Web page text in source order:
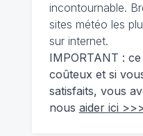
incontournable.
sites météo les
sur internet.
IMPORTANT :
coûteux et si
satisfaits, vous
nous aider ici